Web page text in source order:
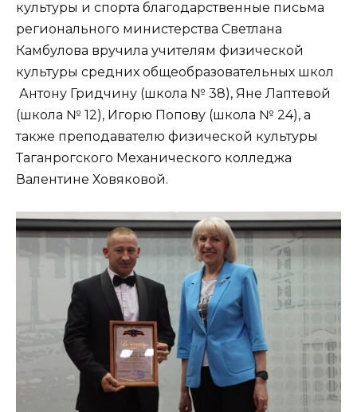
культуры и спорта благодарственные письма
регионального министерства Светлана
Камбулова вручила учителям физической
культуры средних общеобразовательных школ
Антону Гридчину (школа № 38), Яне Лаптевой
(школа № 12), Игорю Попову (школа № 24), а
также преподавателю физической культуры
Таганрогского Механического колледжа
Валентине Ховяковой.